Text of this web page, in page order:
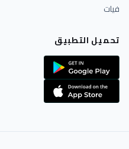
فيات
تحميل التطبيق